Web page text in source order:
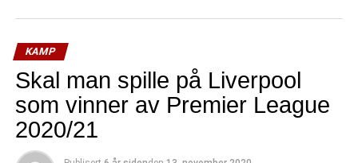
KAMP
Skal man spille på Liverpool
som vinner av Premier League
2020/21